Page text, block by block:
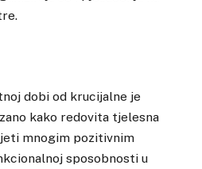
dobi od krucijalne je
kako redovita tjelesna
mnogim pozitivnim
sposobnosti u